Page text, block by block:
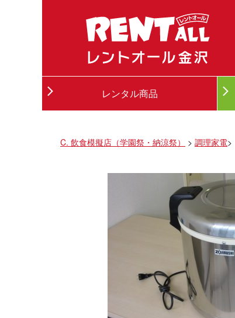
レンタル商品
C. 飲食模擬店（学園祭・納涼祭） > 調理家電>